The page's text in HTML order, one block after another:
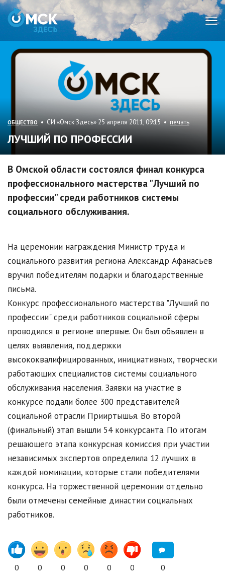
ОБЩЕСТВО • СИ «Омск Здесь» 25 апреля 2011, 09:15 • печать
ЛУЧШИЙ ПО ПРОФЕССИИ
В Омской области состоялся финал конкурса
профессионального мастерства "Лучший по
профессии" среди работников системы
социального обслуживания.
На церемонии награждения Министр труда и
социального развития региона Александр Афанасьев
вручил победителям подарки и благодарственные
письма.
Конкурс профессионального мастерства "Лучший по
профессии" среди работников социальной сферы
проводился в регионе впервые. Он был объявлен в
целях выявления, поддержки
высококвалифицированных, инициативных, творчески
работающих специалистов системы социального
обслуживания населения. Заявки на участие в
конкурсе подали более 300 представителей
социальной отрасли Прииртышья. Во второй
(финальный) этап вышли 54 конкурсанта. По итогам
решающего этапа конкурсная комиссия при участии
независимых экспертов определила 12 лучших в
каждой номинации, которые стали победителями
конкурса. На торжественной церемонии отдельно
были отмечены семейные династии социальных
работников.
0 0 0 0 0 0 0